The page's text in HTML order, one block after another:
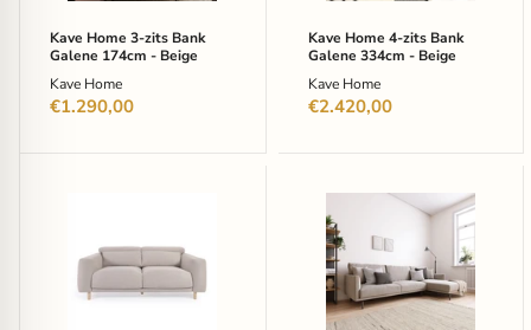
Kave Home 3-zits Bank
Galene 174cm - Beige
Kave Home
€1.290,00
Kave Home 4-zits Bank
Galene 334cm - Beige
Kave Home
€2.420,00
Singa
Kave
Home
zits
Loungebank
Galene
Rechts